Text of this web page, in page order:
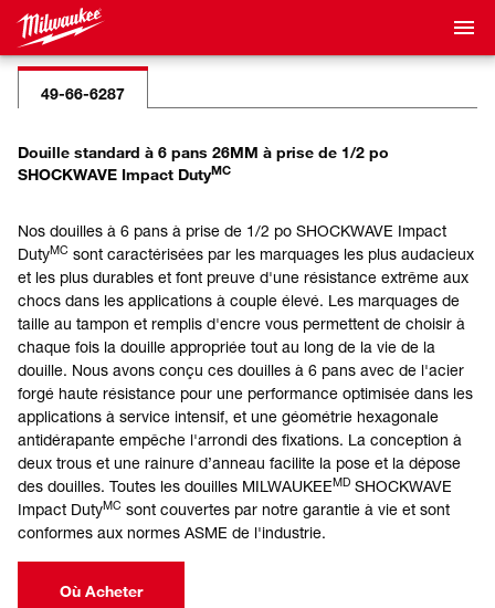
49-66-6287
Douille standard à 6 pans 26MM à prise de 1/2 po
SHOCKWAVE Impact DutyMC
Nos douilles à 6 pans à prise de 1/2 po SHOCKWAVE Impact
DutyMC sont caractérisées par les marquages les plus audacieux
et les plus durables et font preuve d'une résistance extrême aux
chocs dans les applications à couple élevé. Les marquages de
taille au tampon et remplis d'encre vous permettent de choisir à
chaque fois la douille appropriée tout au long de la vie de la
douille. Nous avons conçu ces douilles à 6 pans avec de l'acier
forgé haute résistance pour une performance optimisée dans les
applications à service intensif, et une géométrie hexagonale
antidérapante empêche l'arrondi des fixations. La conception à
deux trous et une rainure d’anneau facilite la pose et la dépose
des douilles. Toutes les douilles MILWAUKEEMD SHOCKWAVE
Impact DutyMC sont couvertes par notre garantie à vie et sont
conformes aux normes ASME de l'industrie.
Où Acheter